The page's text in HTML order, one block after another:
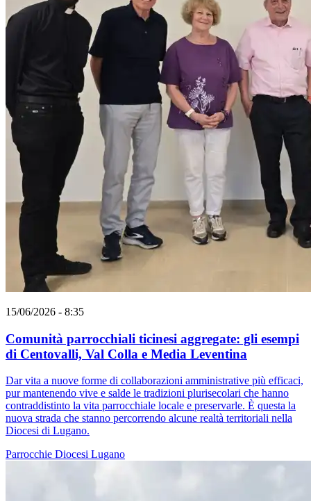
15/06/2026 - 8:35
Comunità parrocchiali ticinesi aggregate: gli esempi
di Centovalli, Val Colla e Media Leventina
Dar vita a nuove forme di collaborazioni amministrative più efficaci,
pur mantenendo vive e salde le tradizioni plurisecolari che hanno
contraddistinto la vita parrocchiale locale e preservarle. È questa la
nuova strada che stanno percorrendo alcune realtà territoriali nella
Diocesi di Lugano.
Parrocchie Diocesi Lugano